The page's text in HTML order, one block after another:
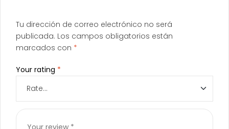
Tu dirección de correo electrónico no será
publicada. Los campos obligatorios están
marcados con *
Your rating *